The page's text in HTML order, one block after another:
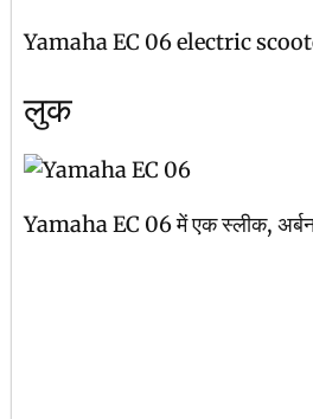
Yamaha EC 06 electric scooter के
लुक
Yamaha EC 06 में एक स्लीक, अर्बन